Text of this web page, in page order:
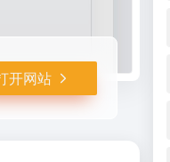
开网站